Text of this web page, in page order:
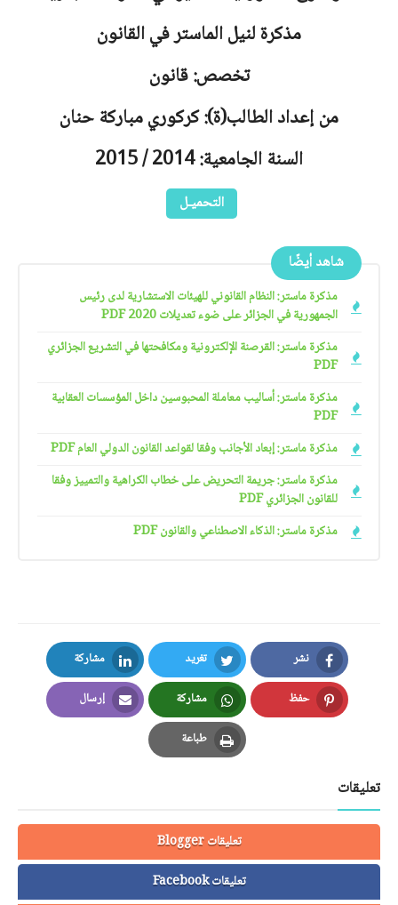
مذكرة لنيل الماستر في القانون
تخصص: قانون
من إعداد الطالب(ة): كركوري مباركة حنان
السنة الجامعية: 2014 / 2015
التحميـل
شاهد أيضًا
مذكرة ماستر: النظام القانوني للهيئات الاستشارية لدى رئيس
الجمهورية في الجزائر على ضوء تعديلات 2020 PDF
مذكرة ماستر: القرصنة الإلكترونية ومكافحتها في التشريع الجزائري
PDF
مذكرة ماستر: أساليب معاملة المحبوسين داخل المؤسسات العقابية
PDF
مذكرة ماستر: إبعاد الأجانب وفقا لقواعد القانون الدولي العام PDF
مذكرة ماستر: جريمة التحريض على خطاب الكراهية والتمييز وفقا
للقانون الجزائري PDF
مذكرة ماستر: الذكاء الاصطناعي والقانون PDF
نشر
Facebook
تغريد
Twitter
مشاركة
LinkedIn
حفظ
Pinterest
مشاركة
Whatsapp
إرسال
Email
طباعة
Print
تعليقات
تعليقات Blogger
تعليقات Facebook